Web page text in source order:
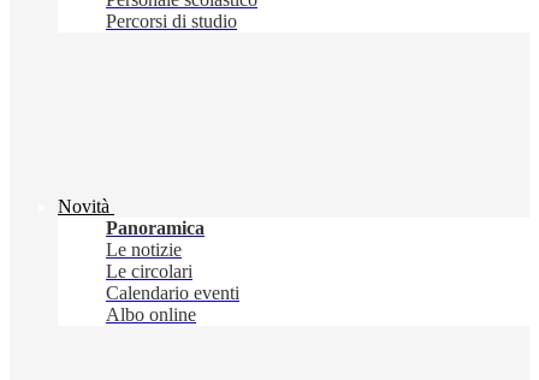
Percorsi di studio
Novità
Panoramica
Le notizie
Le circolari
Calendario eventi
Albo online